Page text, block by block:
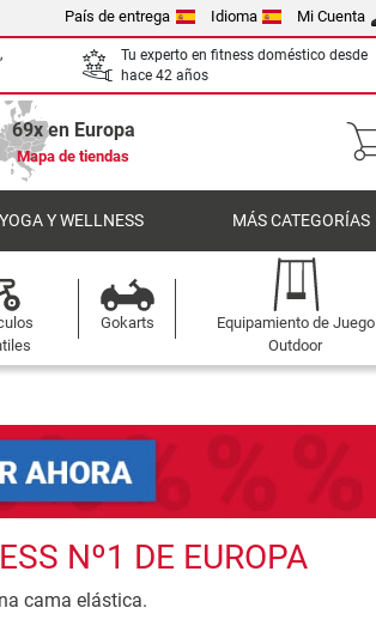
País de entrega Idioma Mi Cuenta
Tu experto en fitness doméstico desde
hace 42 años
69x en Europa
Mapa de tiendas
Y WELLNESS MÁS CATEGORÍAS
Gokarts
Equipamiento de Juego
Outdoor
Nº1 DE EUROPA
cama elástica.